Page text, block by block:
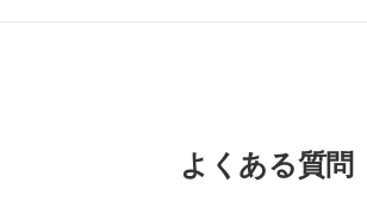
よくある質問